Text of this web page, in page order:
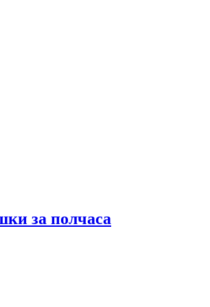
за полчаса